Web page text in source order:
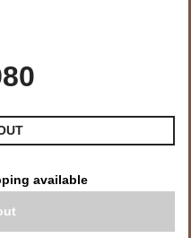
available